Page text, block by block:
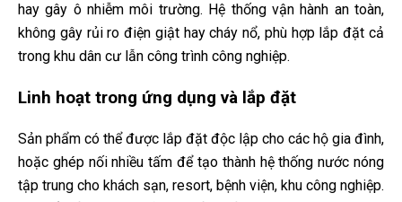
hay gây ô nhiễm môi trường. Hệ thống vận hành an toàn,
không gây rủi ro điện giật hay cháy nổ, phù hợp lắp đặt cả
trong khu dân cư lẫn công trình công nghiệp.
Linh hoạt trong ứng dụng và lắp đặt
Sản phẩm có thể được lắp đặt độc lập cho các hộ gia đình,
hoặc ghép nối nhiều tấm để tạo thành hệ thống nước nóng
tập trung cho khách sạn, resort, bệnh viện, khu công nghiệp.